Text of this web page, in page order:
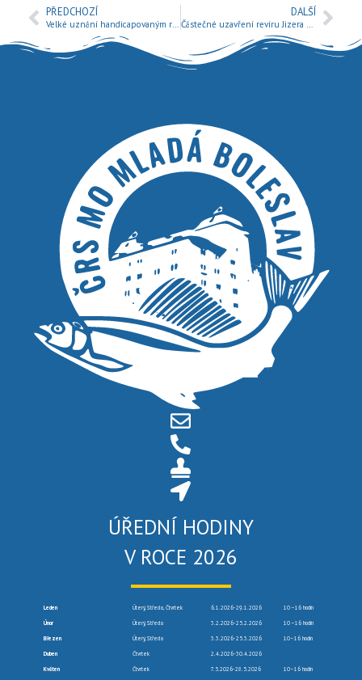
PŘEDCHOZÍ
Velké uznání handicapovaným rybářům na MeMiČR včetně kladrubských pořadatelů
DALŠÍ
Částečné uzavření revíru Jizera 4 č. 411027.
ÚŘEDNÍ HODINY
V ROCE 2026
Leden Úterý, Středa, Čtvrtek 6.1.2026-29.1.2026 10 –16 hodin
Únor Úterý, Středa 3.2.2026-25.2.2026 10 –16 hodin
Březen Úterý, Středa 3.3.2026-25.3.2026 10–16 hodin
Duben Čtvrtek 2.4.2026-30.4.2026
Květen Čtvrtek 7.5.2026-28.5.2026 10–16 hodin